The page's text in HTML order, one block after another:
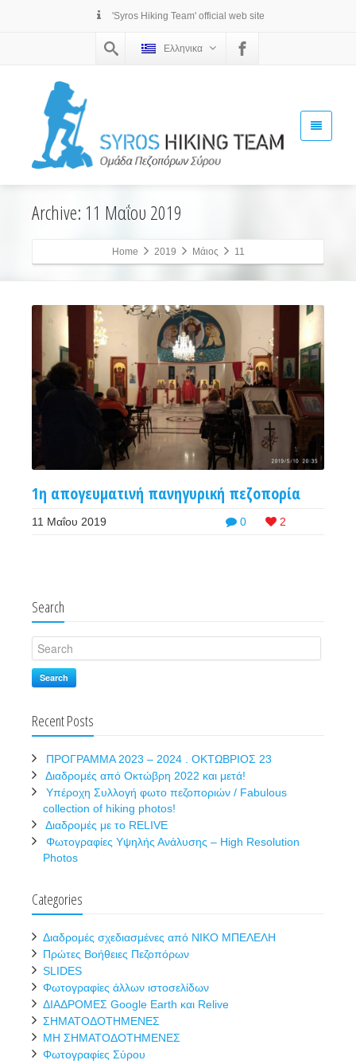
'Syros Hiking Team' official web site
Ελληνικα
Archive: 11 Μαΐου 2019
Home 2019 Μάιος 11
1η απογευματινή πανηγυρική πεζοπορία
0 2
11 Μαΐου 2019
Search
Search
Recent Posts
ΠΡΟΓΡΑΜΜΑ 2023 – 2024 . ΟΚΤΩΒΡΙΟΣ 23
Διαδρομές από Οκτώβρη 2022 και μετά!
Υπέροχη Συλλογή φωτο πεζοποριών / Fabulous
collection of hiking photos!
Διαδρομές με το RELIVE
Φωτογραφίες Υψηλής Ανάλυσης – High Resolution
Photos
Categories
Διαδρομές σχεδιασμένες από ΝΙΚΟ ΜΠΕΛΕΛΗ
Πρώτες Βοήθειες Πεζοπόρων
SLIDES
Φωτογραφίες άλλων ιστοσελίδων
ΔΙΑΔΡΟΜΕΣ Google Earth και Relive
ΣΗΜΑΤΟΔΟΤΗΜΕΝΕΣ
ΜΗ ΣΗΜΑΤΟΔΟΤΗΜΕΝΕΣ
Φωτογραφίες Σύρου